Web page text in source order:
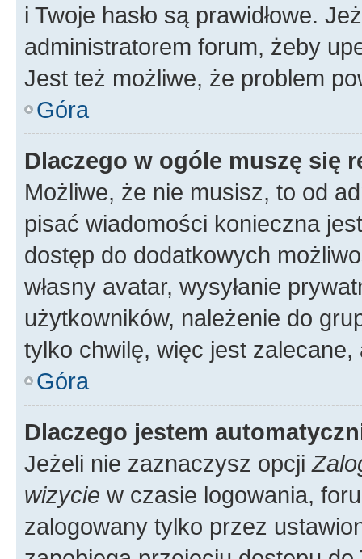
i Twoje hasło są prawidłowe.
administratorem forum, żeby
Jest też możliwe, że problem
Góra
Dlaczego w ogóle muszę się
Możliwe, że nie musisz, to od
pisać wiadomości konieczna
dostęp do dodatkowych
własny avatar, wysyłanie
użytkowników, należenie do
tylko chwilę, więc jest zalecane,
Góra
Dlaczego jestem
Jeżeli nie zaznaczysz opcji
wizycie w czasie logowania,
zalogowany tylko przez